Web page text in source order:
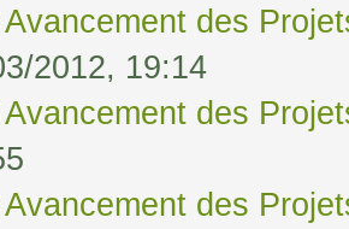
Avancement des
2012, 19:14
Avancement des
Avancement des